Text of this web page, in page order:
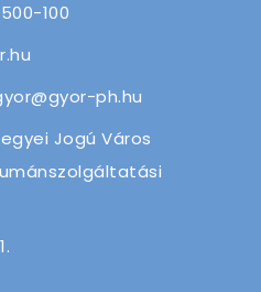
100
ph.hu
Jogú Város